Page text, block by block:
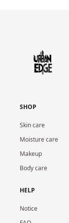
SHOP
Skin care
Moisture care
Makeup
Body care
HELP
Notice